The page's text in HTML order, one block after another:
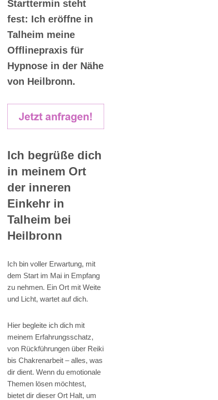
Starttermin steht
fest: Ich eröffne in
Talheim meine
Offlinepraxis für
Hypnose in der Nähe
von Heilbronn.
Ich begrüße dich
in meinem Ort
der inneren
Einkehr in
Talheim bei
Heilbronn
Ich bin voller Erwartung, mit
dem Start im Mai in Empfang
zu nehmen. Ein Ort mit Weite
und Licht, wartet auf dich.
Hier begleite ich dich mit
meinem Erfahrungsschatz,
von Rückführungen über Reiki
bis Chakrenarbeit – alles, was
dir dient. Wenn du emotionale
Themen lösen möchtest,
bietet dir dieser Ort Halt, um